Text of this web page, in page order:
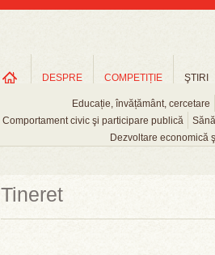
DESPRE COMPETIȚIE ŞTIRI
Educație, învățământ, cercetare
Comportament civic şi participare publică
Dezvoltare economică
Tineret